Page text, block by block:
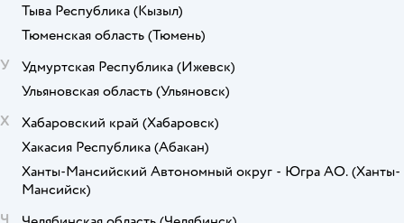
Тыва Республика (Кызыл)
Тюменская область (Тюмень)
У
Удмуртская Республика (Ижевск)
Ульяновская область (Ульяновск)
Х
Хабаровский край (Хабаровск)
Хакасия Республика (Абакан)
Ханты-Мансийский Автономный округ - Югра АО. (Ханты-
Мансийск)
Ч